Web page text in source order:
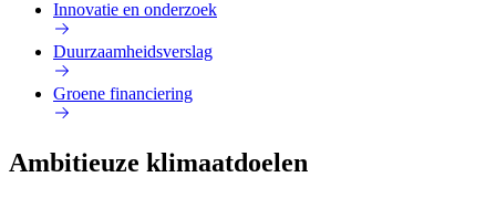
Innovatie en onderzoek
Duurzaamheidsverslag
Groene financiering
Ambitieuze klimaatdoelen